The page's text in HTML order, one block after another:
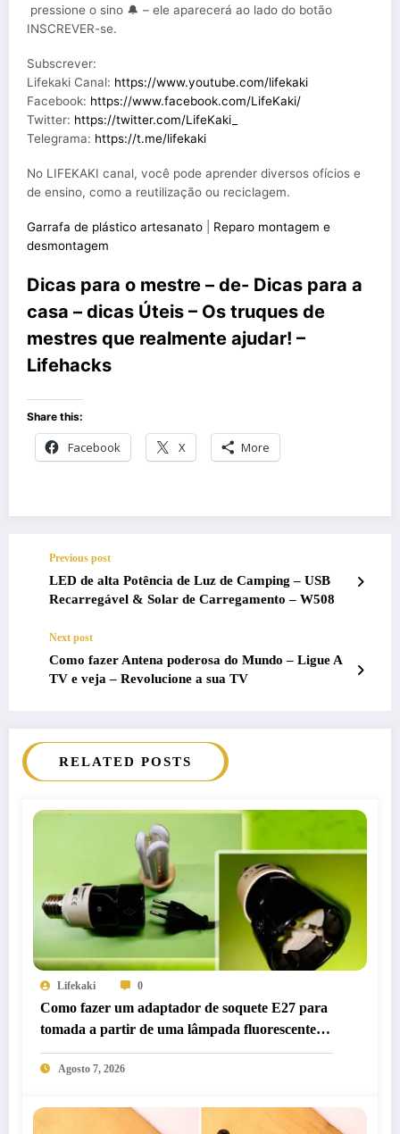
️ pressione o sino 🔔 – ele aparecerá ao lado do botão
INSCREVER-se.
Subscrever:
Lifekaki Canal: https://www.youtube.com/lifekaki
Facebook: https://www.facebook.com/LifeKaki/
Twitter: https://twitter.com/LifeKaki_
Telegrama: https://t.me/lifekaki
No LIFEKAKI canal, você pode aprender diversos ofícios e
de ensino, como a reutilização ou reciclagem.
Garrafa de plástico artesanato
Reparo montagem e
desmontagem
Dicas para o mestre – de- Dicas para a
casa – dicas Úteis – Os truques de
mestres que realmente ajudar! –
Lifehacks
Share this:
Facebook X More
Previous post
LED de alta Potência de Luz de Camping – USB
Recarregável & Solar de Carregamento – W508
Next post
Como fazer Antena poderosa do Mundo – Ligue A
TV e veja – Revolucione a sua TV
RELATED POSTS
Lifekaki 0
Como fazer um adaptador de soquete E27 para
tomada a partir de uma lâmpada fluorescente
compacta antiga
Agosto 7, 2026